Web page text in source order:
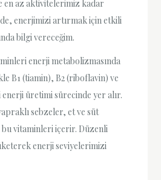
en az aktivitelerimiz kadar
enerjimizi artırmak için etkili
bilgi vereceğim.
enerji metabolizmasında
B1 (tiamin), B2 (riboflavin) ve
üretimi sürecinde yer alır.
sebzeler, et ve süt
vitaminleri içerir. Düzenli
enerji seviyelerimizi